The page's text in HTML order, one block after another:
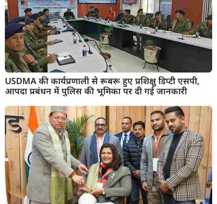
USDMA की कार्यप्रणाली से रूबरू हुए प्रशिक्षु डिप्टी एसपी,
आपदा प्रबंधन में पुलिस की भूमिका पर दी गई जानकारी